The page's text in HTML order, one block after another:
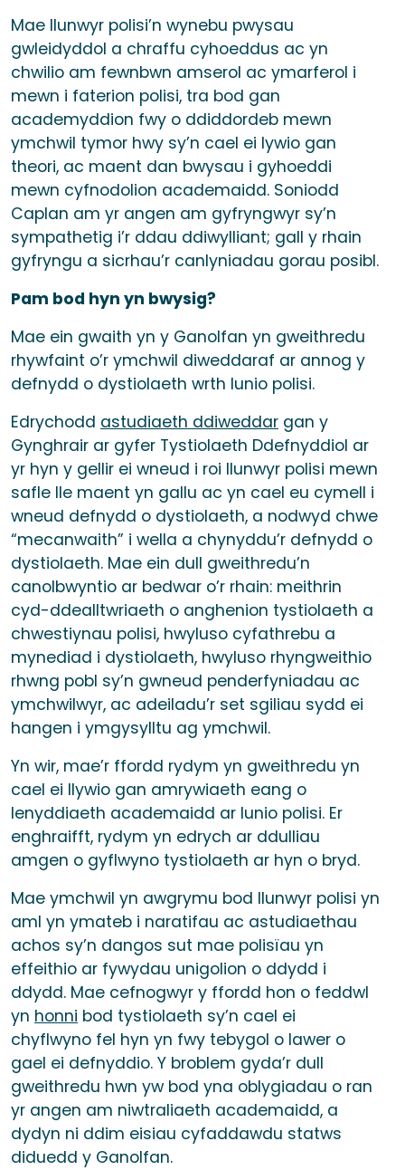
Mae llunwyr polisi’n wynebu pwysau
gwleidyddol a chraffu cyhoeddus ac yn
chwilio am fewnbwn amserol ac ymarferol i
mewn i faterion polisi, tra bod gan
academyddion fwy o ddiddordeb mewn
ymchwil tymor hwy sy’n cael ei lywio gan
theori, ac maent dan bwysau i gyhoeddi
mewn cyfnodolion academaidd. Soniodd
Caplan am yr angen am gyfryngwyr sy’n
sympathetig i’r ddau ddiwylliant; gall y rhain
gyfryngu a sicrhau’r canlyniadau gorau posibl.
Pam bod hyn yn bwysig?
Mae ein gwaith yn y Ganolfan yn gweithredu
rhywfaint o’r ymchwil diweddaraf ar annog y
defnydd o dystiolaeth wrth lunio polisi.
Edrychodd astudiaeth ddiweddar gan y
Gynghrair ar gyfer Tystiolaeth Ddefnyddiol ar
yr hyn y gellir ei wneud i roi llunwyr polisi mewn
safle lle maent yn gallu ac yn cael eu cymell i
wneud defnydd o dystiolaeth, a nodwyd chwe
“mecanwaith” i wella a chynyddu’r defnydd o
dystiolaeth. Mae ein dull gweithredu’n
canolbwyntio ar bedwar o’r rhain: meithrin
cyd-ddealltwriaeth o anghenion tystiolaeth a
chwestiynau polisi, hwyluso cyfathrebu a
mynediad i dystiolaeth, hwyluso rhyngweithio
rhwng pobl sy’n gwneud penderfyniadau ac
ymchwilwyr, ac adeiladu’r set sgiliau sydd ei
hangen i ymgysylltu ag ymchwil.
Yn wir, mae’r ffordd rydym yn gweithredu yn
cael ei llywio gan amrywiaeth eang o
lenyddiaeth academaidd ar lunio polisi. Er
enghraifft, rydym yn edrych ar ddulliau
amgen o gyflwyno tystiolaeth ar hyn o bryd.
Mae ymchwil yn awgrymu bod llunwyr polisi yn
aml yn ymateb i naratifau ac astudiaethau
achos sy’n dangos sut mae polisïau yn
effeithio ar fywydau unigolion o ddydd i
ddydd. Mae cefnogwyr y ffordd hon o feddwl
yn honni bod tystiolaeth sy’n cael ei
chyflwyno fel hyn yn fwy tebygol o lawer o
gael ei defnyddio. Y broblem gyda’r dull
gweithredu hwn yw bod yna oblygiadau o ran
yr angen am niwtraliaeth academaidd, a
dydyn ni ddim eisiau cyfaddawdu statws
diduedd y Ganolfan.